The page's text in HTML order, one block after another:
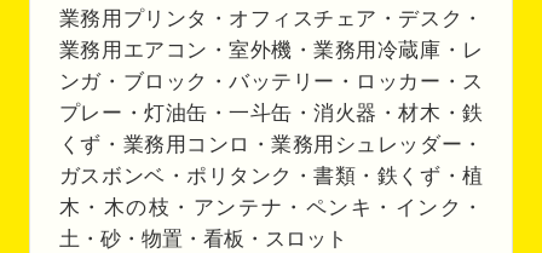
業務用プリンタ・オフィスチェア・デスク・
業務用エアコン・室外機・業務用冷蔵庫・レ
ンガ・ブロック・バッテリー・ロッカー・ス
プレー・灯油缶・一斗缶・消火器・材木・鉄
くず・業務用コンロ・業務用シュレッダー・
ガスボンベ・ポリタンク・書類・鉄くず・植
木・木の枝・アンテナ・ペンキ・インク・
土・砂・物置・看板・スロット